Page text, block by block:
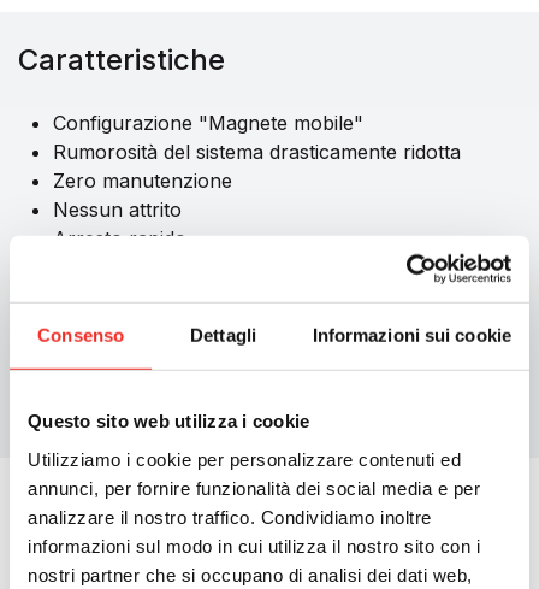
Consenso Dettagli Informazioni sui cookie
Questo sito web utilizza i cookie
Utilizziamo i cookie per personalizzare contenuti ed
annunci, per fornire funzionalità dei social media e per
analizzare il nostro traffico. Condividiamo inoltre
informazioni sul modo in cui utilizza il nostro sito con i
nostri partner che si occupano di analisi dei dati web,
Caratteristiche
Configurazione "Magnete mobile"
Rumorosità del sistema drasticamente ridotta
Zero manutenzione
Nessun attrito
Arresto rapido
Controllo accurato della velocità
Alta efficienza energetica
Bus di campo: Profinet ed Ethercat
Cataloghi